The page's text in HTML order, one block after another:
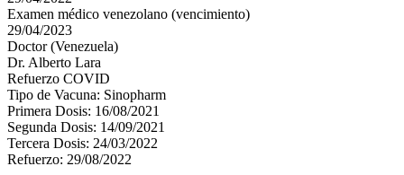
Examen médico venezolano (vencimiento)
29/04/2023
Doctor (Venezuela)
Dr. Alberto Lara
Refuerzo COVID
Tipo de Vacuna: Sinopharm
Primera Dosis: 16/08/2021
Segunda Dosis: 14/09/2021
Tercera Dosis: 24/03/2022
Refuerzo: 29/08/2022